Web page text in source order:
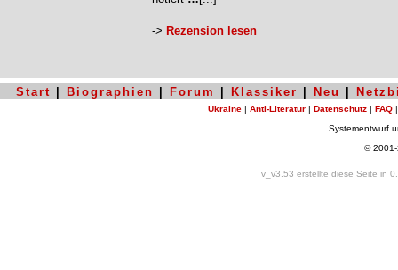
-> Rezension lesen
Start Biographien Forum Klassiker Neu
Ukraine | Anti-Literatur | Datenschutz | FAQ
Systementwurf
©
v_v3.53 erstellte diese Seite in